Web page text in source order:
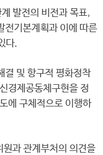
발전의 비전과 목표,
전기본계획과 이에 따른
다.
및 항구적 평화정착
경제공동체구현을 정
에 구체적으로 이행하
과 관계부처의 의견을